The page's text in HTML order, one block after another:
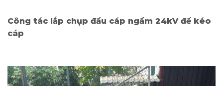
Công tác lắp chụp đầu cáp ngầm 24kV để kéo
cáp